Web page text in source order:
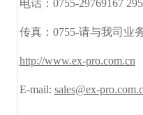
电话：0755-29769167
传真：0755-请与我司业
http://www.ex-pro.com.cn
E-mail: sales@ex-